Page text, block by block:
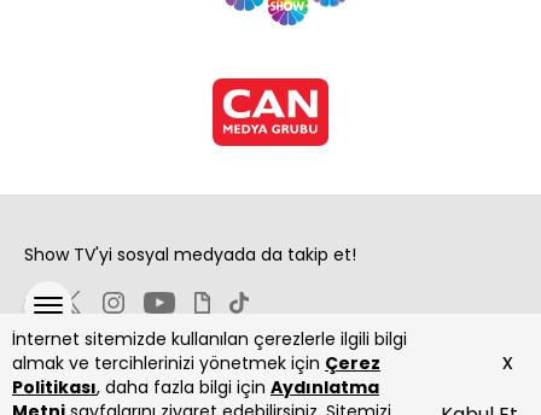
İnternet sitemizde kullanılan çerezlerle ilgili bilgi
almak ve tercihlerinizi yönetmek için Çerez
Politikası, daha fazla bilgi için Aydınlatma
x
Show TV'yi sosyal medyada da takip et!